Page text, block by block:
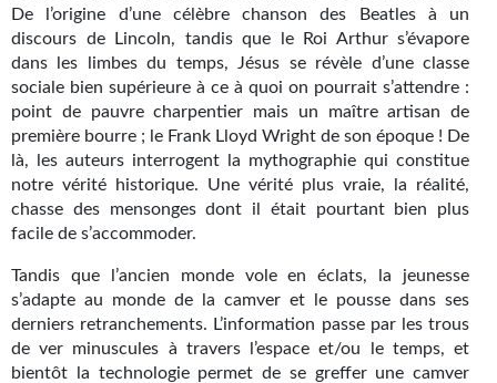
Tous les articles
La Bibliothèque orbitale
Journal d'un homme des bois
FORUMS
CONTACT
Nous contacter
F.A.Q.
Soumettre un manuscrit
De l’origine d’une célèbre chanson des Beatles à un
discours de Lincoln, tandis que le Roi Arthur s’évapore
dans les limbes du temps, Jésus se révèle d’une classe
sociale bien supérieure à ce à quoi on pourrait s’attendre :
point de pauvre charpentier mais un maître artisan de
première bourre ; le Frank Lloyd Wright de son époque ! De
là, les auteurs interrogent la mythographie qui constitue
notre vérité historique. Une vérité plus vraie, la réalité,
chasse des mensonges dont il était pourtant bien plus
facile de s’accommoder.
Tandis que l’ancien monde vole en éclats, la jeunesse
s’adapte au monde de la camver et le pousse dans ses
derniers retranchements. L’information passe par les trous
de ver minuscules à travers l’espace et/ou le temps, et
bientôt la technologie permet de se greffer une camver